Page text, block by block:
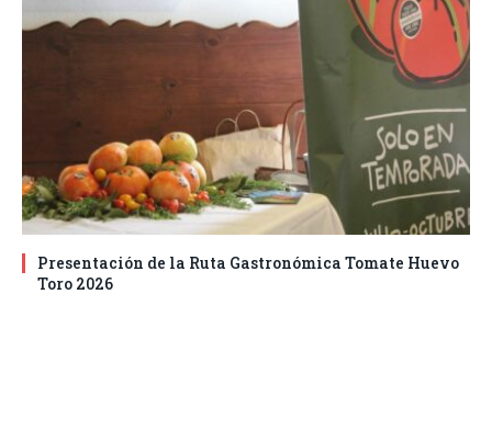
Presentación de la Ruta Gastronómica Tomate Huevo
Toro 2026